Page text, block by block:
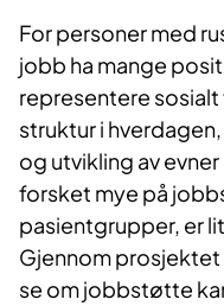
For personer med
jobb ha mange
representere
struktur i
og utvikling av
forsket mye på
pasientgrupper, er
Gjennom
se om jobbstøtte